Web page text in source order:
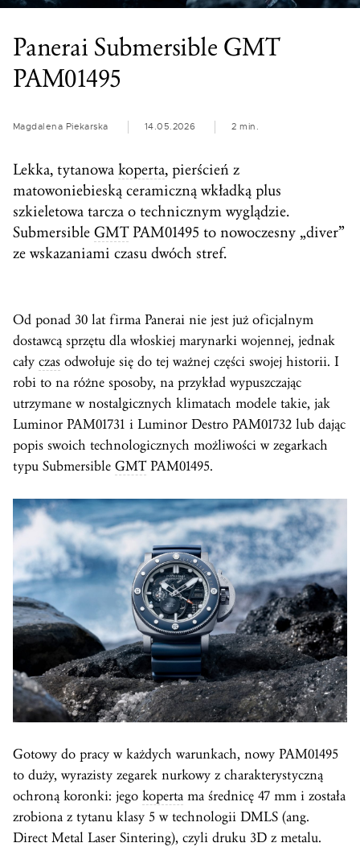
Panerai Submersible GMT
PAM01495
Magdalena Piekarska 14.05.2026 2 min.
Lekka, tytanowa koperta, pierścień z
matowoniebieską ceramiczną wkładką plus
szkieletowa tarcza o technicznym wyglądzie.
Submersible GMTPAM01495 to nowoczesny „diver”
ze wskazaniami czasu dwóch stref.
Od ponad 30 lat firma Panerai nie jest już oficjalnym
dostawcą sprzętu dla włoskiej marynarki wojennej, jednak
cały czas odwołuje się do tej ważnej części swojej historii. I
robi to na różne sposoby, na przykład wypuszczając
utrzymane w nostalgicznych klimatach modele takie, jak
Luminor PAM01731 i Luminor Destro PAM01732 lub dając
popis swoich technologicznych możliwości w zegarkach
typu Submersible GMTPAM01495.
Gotowy do pracy w każdych warunkach, nowy PAM01495
to duży, wyrazisty zegarek nurkowy z charakterystyczną
ochroną koronki: jego koperta ma średnicę 47 mm i została
zrobiona z tytanu klasy 5 w technologii DMLS (ang.
Direct Metal Laser Sintering), czyli druku 3D z metalu.